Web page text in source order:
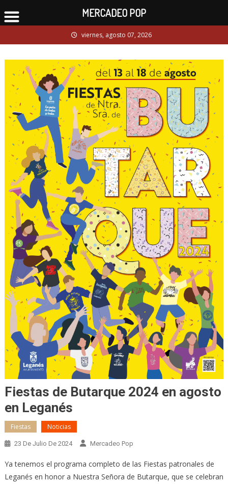
to
viernes, agosto 07, 2026
Fiestas de Butarque 2024 en agosto
en Leganés
Fiestas Noticias
23 De Julio De 2024 Mercadeo Pop
Ya tenemos el programa completo de las Fiestas patronales de
Leganés en honor a Nuestra Señora de Butarque, que se celebran
MERCADEO POP